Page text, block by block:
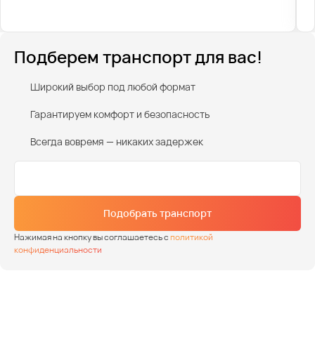
Подберем транспорт для вас!
Широкий выбор под любой формат
Гарантируем комфорт и безопасность
Всегда вовремя — никаких задержек
Подобрать транспорт
Нажимая на кнопку вы соглашаетесь сполитикой
конфиденциальности